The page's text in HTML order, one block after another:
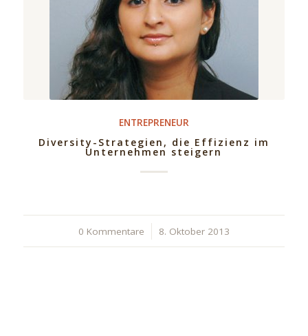
ENTREPRENEUR
Diversity-Strategien, die Effizienz im
Unternehmen steigern
0 Kommentare
/ 8. Oktober 2013